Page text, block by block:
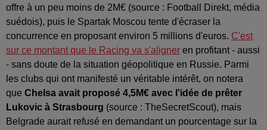
offre à un peu moins de 2M€ (source : Football Direkt, média
suédois), puis le Spartak Moscou tente d'écraser la
concurrence en proposant environ 5 millions d'euros. C'est
sur ce montant que le Racing va s'aligner en profitant - aussi
- sans doute de la situation géopolitique en Russie. Parmi
les clubs qui ont manifesté un véritable intérêt, on notera
que Chelsa avait proposé 4,5M€ avec l'idée de prêter
Lukovic à Strasbourg (source : TheSecretScout), mais
Belgrade aurait refusé en demandant un pourcentage sur la